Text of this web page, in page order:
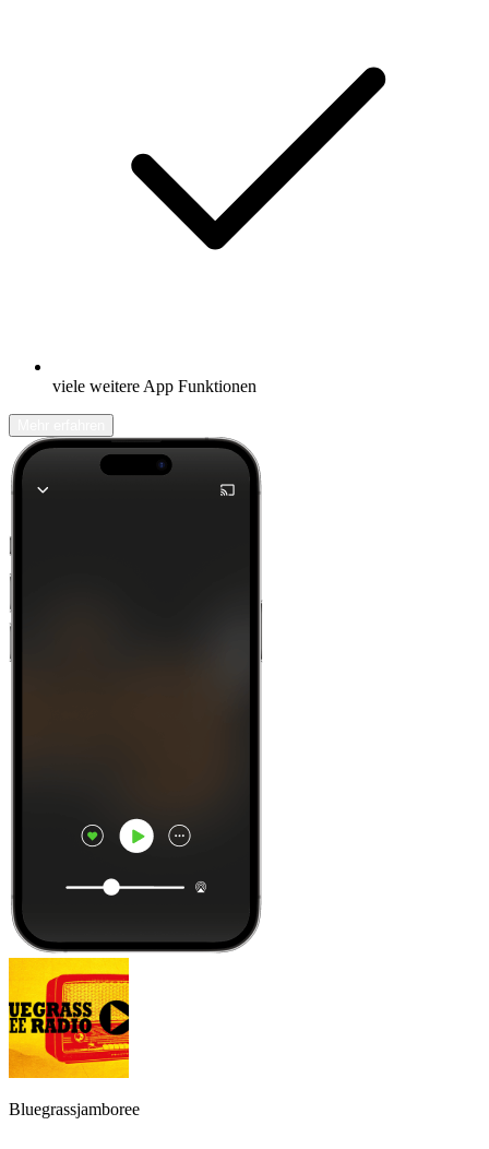
viele weitere App Funktionen
Bluegrassjamboree